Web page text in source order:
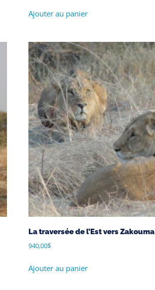
Ajouter au panier
La traversée de l’Est vers Zakouma
940,00$
Ajouter au panier